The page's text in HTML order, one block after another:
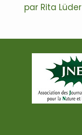
par Rita Lüder